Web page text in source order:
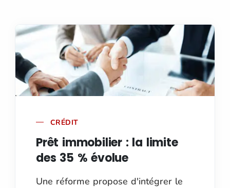
CRÉDIT
Prêt immobilier : la limite
des 35 % évolue
Une réforme propose d'intégrer le